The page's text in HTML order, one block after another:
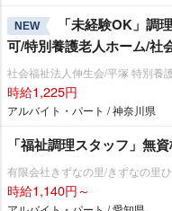
NEW
「未経験OK」調
可/特別養護老人ホーム/社
社会福祉法人伸生会/平塚 特別養
時給1,225円
アルバイト・パート / 神奈川県
「福祉調理スタッフ」無
有限会社きずなの里/きずなの里
時給1,140円～